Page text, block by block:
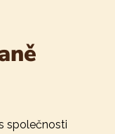
společnosti